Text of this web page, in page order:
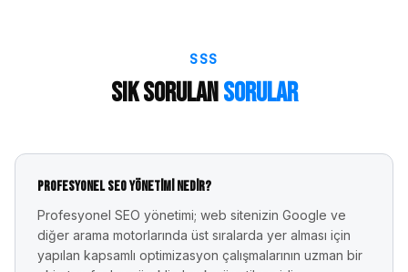
SSS
Sık SorulanSorular
Profesyonel SEO yönetimi nedir?
Profesyonel SEO yönetimi; web sitenizin Google ve
diğer arama motorlarında üst sıralarda yer alması için
yapılan kapsamlı optimizasyon çalışmalarının uzman bir